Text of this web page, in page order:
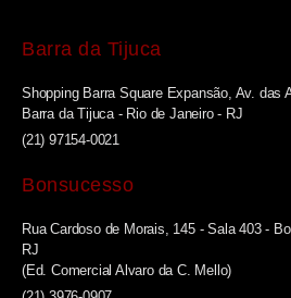
Barra da Tijuca
Shopping Barra Square Expansão, Av. das
Barra da Tijuca - Rio de Janeiro - RJ
(21) 97154-0021
Bonsucesso
Rua Cardoso de Morais, 145 - Sala 403 -
RJ
(Ed. Comercial Alvaro da C. Mello)